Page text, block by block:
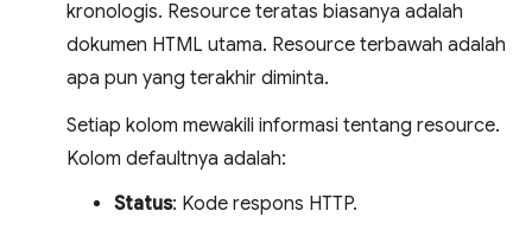
kronologis. Resource teratas biasanya adalah
dokumen HTML utama. Resource terbawah adalah
apa pun yang terakhir diminta.
Setiap kolom mewakili informasi tentang resource.
Kolom defaultnya adalah:
Status: Kode respons HTTP.